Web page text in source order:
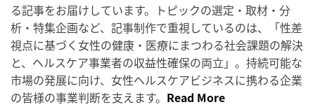
る記事をお届けしています。トピックの選定・取材・分
析・特集企画など、記事制作で重視しているのは、「性差
視点に基づく女性の健康・医療にまつわる社会課題の解決
と、ヘルスケア事業者の収益性確保の両立」。持続可能な
市場の発展に向け、女性ヘルスケアビジネスに携わる企業
の皆様の事業判断を支えます。 Read More